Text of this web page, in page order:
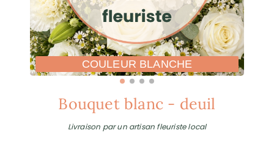
COULEUR BLANCHE
Bouquet blanc - deuil
Livraison par un artisan fleuriste local